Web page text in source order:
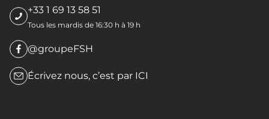
+33 1 69 13 58 51
Tous les mardis de 16:30 h à 19 h
@groupeFSH
Écrivez nous, c’est par ICI